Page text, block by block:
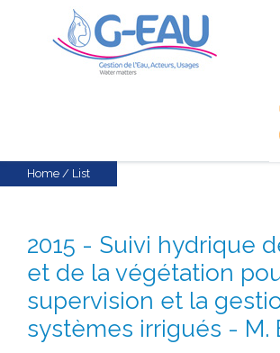
NEWS
FLOW CHART
STAFF
SCIENTIFIC FIELDS
TEAMS
Home / List
2015 - Suivi hydrique
et de la végétation
supervision et la
systèmes irrigués - M.